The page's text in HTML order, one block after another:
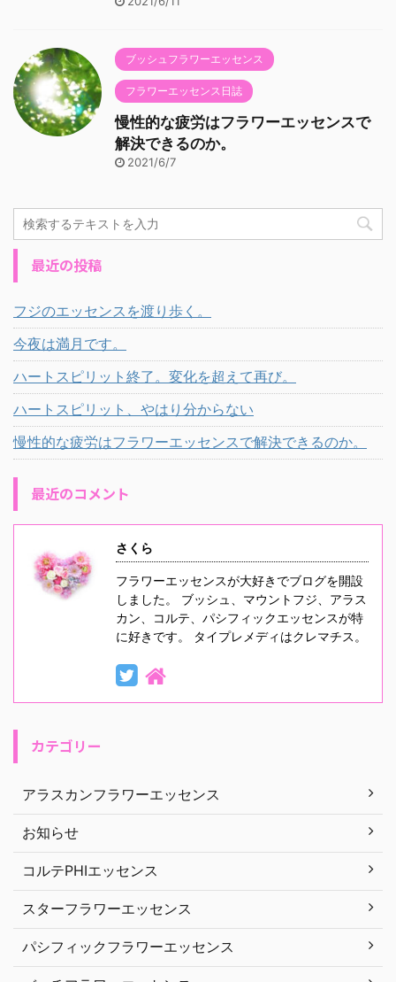
ブッシュフラワーエッセンス
フラワーエッセンス日誌
慢性的な疲労はフラワーエッセンスで
解決できるのか。
2021/6/7
最近の投稿
フジのエッセンスを渡り歩く。
今夜は満月です。
ハートスピリット終了。変化を超えて再び。
ハートスピリット、やはり分からない
慢性的な疲労はフラワーエッセンスで解決できるのか。
最近のコメント
さくら
フラワーエッセンスが大好きでブログを開設
しました。 ブッシュ、マウントフジ、アラス
カン、コルテ、パシフィックエッセンスが特
に好きです。 タイプレメディはクレマチス。
カテゴリー
アラスカンフラワーエッセンス
お知らせ
コルテPHIエッセンス
スターフラワーエッセンス
パシフィックフラワーエッセンス